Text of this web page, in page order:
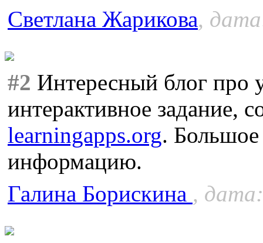
Светлана Жарикова,
#2 Интересный блог про
интерактивное задание,
learningapps.org. Большое
информацию.
Галина Борискина ,